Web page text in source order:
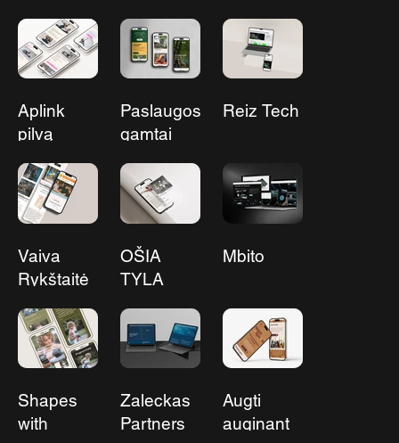
Aplink
pilvą
Paslaugos
gamtai
Reiz Tech
Vaiva
Rykštaitė
OŠIA
TYLA
Mbito
Shapes
with
Zaleckas
Partners
Augti
auginant